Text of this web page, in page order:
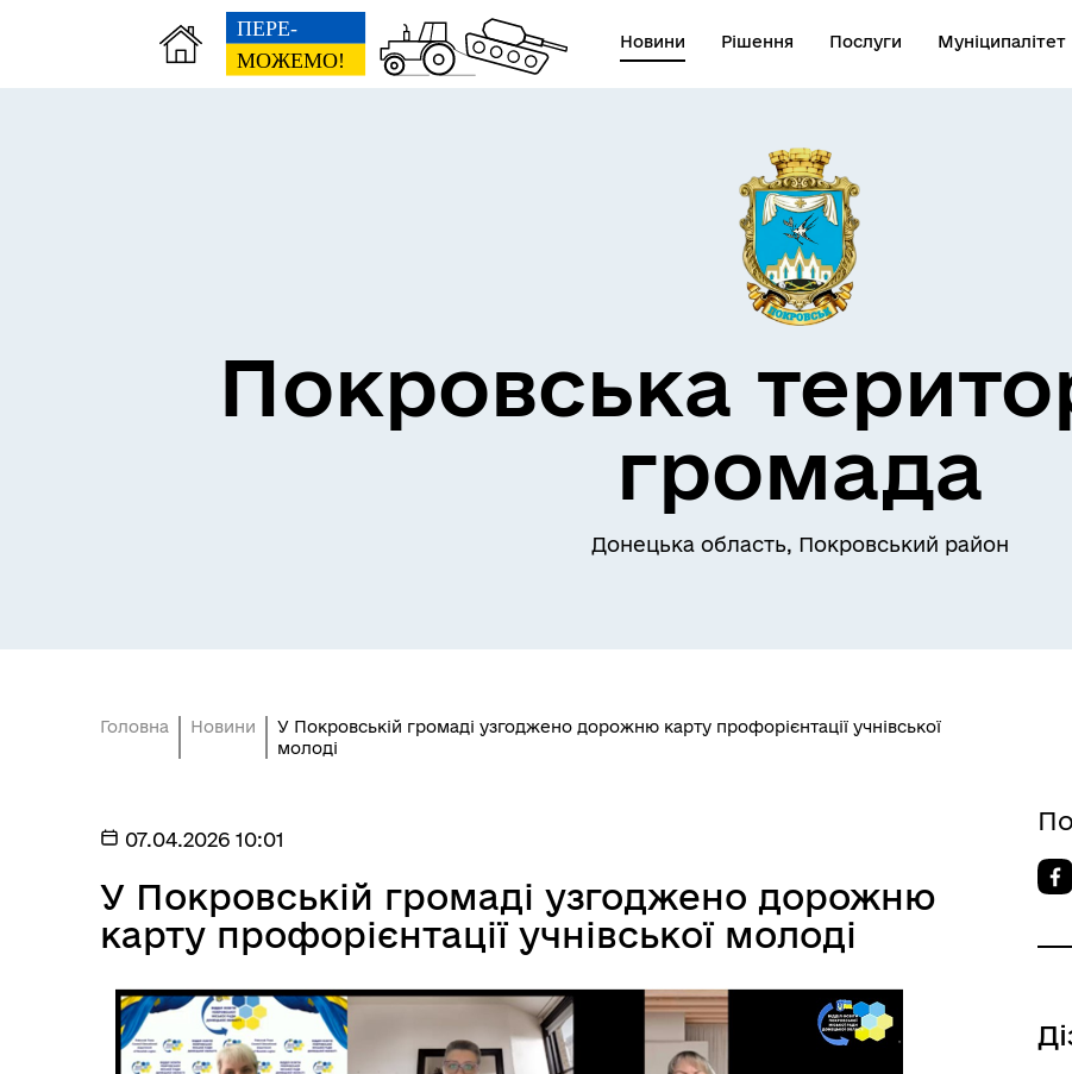
Новини Рішення Послуги Муніципалітет
БЮДЖЕТ
Публічна інформація
Покровська
громада
Донецька область, Покровський район
Головна Новини
У Покровській громаді узгоджено дорожню карту профорієнтації учнівської
молоді
07.04.2026 10:01
У Покровській громаді узгоджено дорожню
карту профорієнтації учнівської молоді